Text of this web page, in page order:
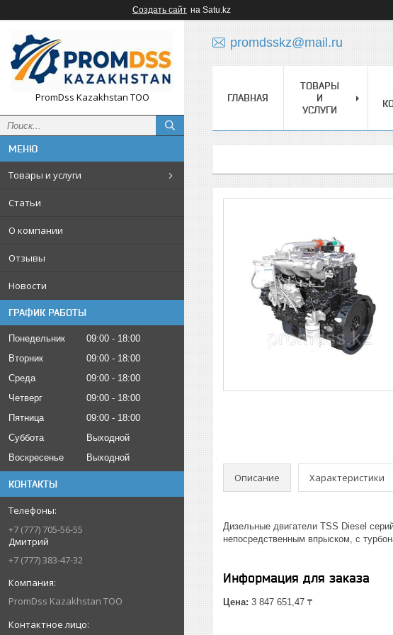
Создать сайт на Satu.kz
PromDss Kazakhstan TOO
Товары и услуги
Статьи
О компании
Отзывы
Новости
ГРАФИК РАБОТЫ
Понедельник 09:00
18:00
Вторник
09:00
18:00
Среда
09:00
18:00
Четверг
09:00
18:00
Пятница
09:00
18:00
Суббота
Выходной
Воскресенье
Выходной
КОНТАКТЫ
+7 (777) 705-56-55
Дмитрий
+7 (777) 383-47-32
PromDss Kazakhstan TOO
promdsskz@mail.ru
ГЛАВНАЯ
ТОВАРЫ
И
УСЛУГИ
Описание Характеристики
Дизельные двигатели TSS Diesel
непосредственным впрыском, с
Информация для заказа
Цена: 3 847 651,47 ₸